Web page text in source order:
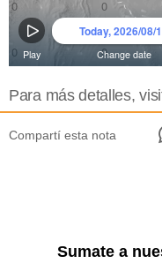
Para más detalles,
Compartí esta nota
Sumate a